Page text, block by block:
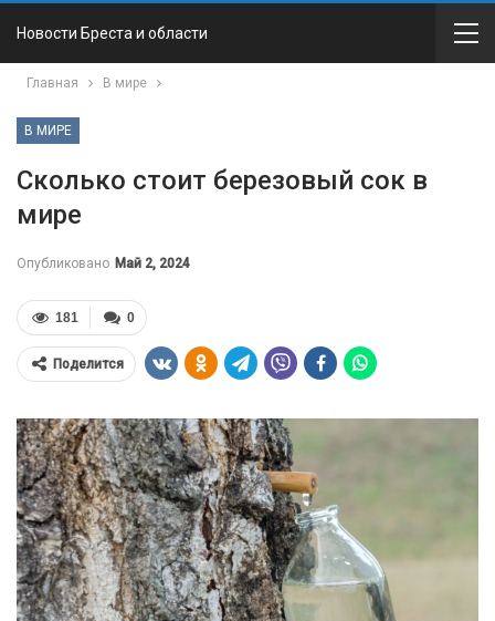
Новости Бреста и области
Главная В мире
В МИРЕ
Сколько стоит березовый сок в
мире
Опубликовано Май 2, 2024
0
181
Поделится